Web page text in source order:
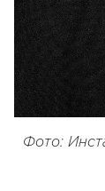
Фото: